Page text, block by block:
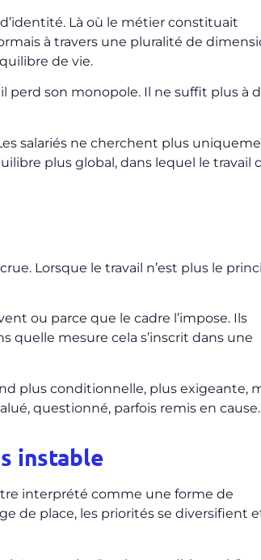
Là où le métier constituait
à travers une pluralité de
de vie.
perd son monopole. Il ne suffit plus à
salariés ne cherchent plus
plus global, dans lequel le travail
Lorsque le travail n’est plus le
ou parce que le cadre l’impose. Ils
quelle mesure cela s’inscrit dans une
plus conditionnelle, plus exigeante,
questionné, parfois remis en cause.
instable
interprété comme une forme de
de place, les priorités se diversifient